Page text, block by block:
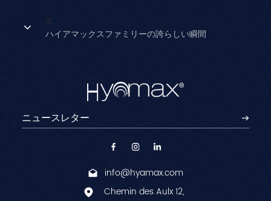
次
ハイアマックスファミリーの誇らしい瞬間
info@hyamax.com
Chemin des Aulx 12,